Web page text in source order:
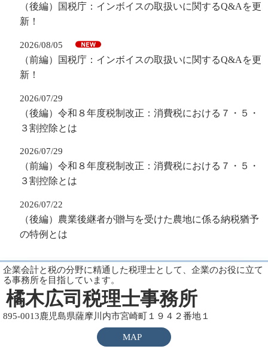
（後編）国税庁：インボイスの取扱いに関するQ&Aを更
新！
2026/08/05
（前編）国税庁：インボイスの取扱いに関するQ&Aを更
新！
2026/07/29
（後編）令和８年度税制改正：消費税における７・５・
３割控除とは
2026/07/29
（前編）令和８年度税制改正：消費税における７・５・
３割控除とは
2026/07/22
（後編）農業後継者が贈与を受けた農地に係る納税猶予
の特例とは
企業会計と税の分野に精通した税理士として、企業のお役に立て
る事務所を目指しています。
橘木広司税理士事務所
895-0013鹿児島県薩摩川内市宮崎町１９４２番地１
MAP